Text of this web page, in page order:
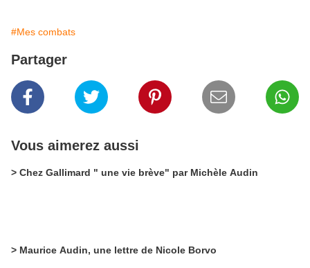
#Mes combats
Partager
Vous aimerez aussi
> Chez Gallimard " une vie brève" par Michèle Audin
> Maurice Audin, une lettre de Nicole Borvo